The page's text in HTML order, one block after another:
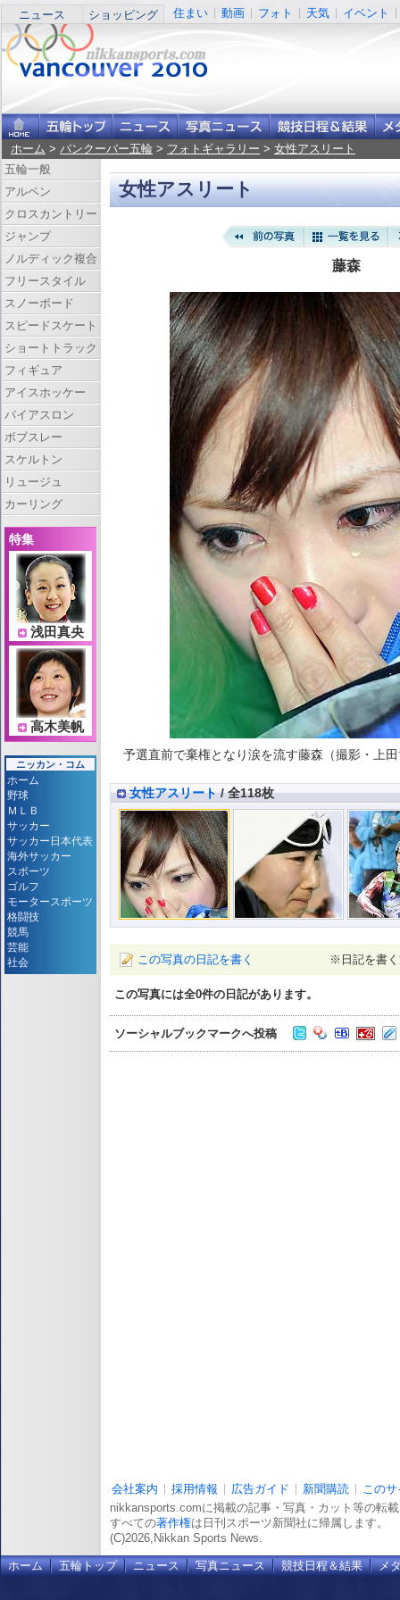
ニュース ショッピング 住まい 動画 フォト 天気 イベント
ホーム > バンクーバー五輪 > フォトギャラリー > 女性アスリート
女性アスリート
藤森
予選直前で棄権となり涙を流す藤森（撮影・上
女性アスリート/ 全118枚
この写真の日記を書く ※日記を書
この写真には全0件の日記があります。
ソーシャルブックマークへ投稿
五輪一般
アルペン
クロスカントリー
ジャンプ
ノルディック複合
フリースタイル
スノーボード
スピードスケート
ショートトラック
フィギュア
アイスホッケー
バイアスロン
ボブスレー
スケルトン
リュージュ
カーリング
特集
浅田真央
高木美帆
ニッカン・コム
ホーム
野球
ＭＬＢ
サッカー
サッカー日本代表
海外サッカー
スポーツ
ゴルフ
モータースポーツ
格闘技
競馬
芸能
社会
会社案内 採用情報 広告ガイド 新聞購読
この
nikkansports.comに掲載の記事・写真・カット等の転
すべての著作権は日刊スポーツ新聞社に帰属します。
(C)2026,Nikkan Sports News.
ホーム 五輪トップ ニュース 写真ニュース 競技日程＆結果 メ